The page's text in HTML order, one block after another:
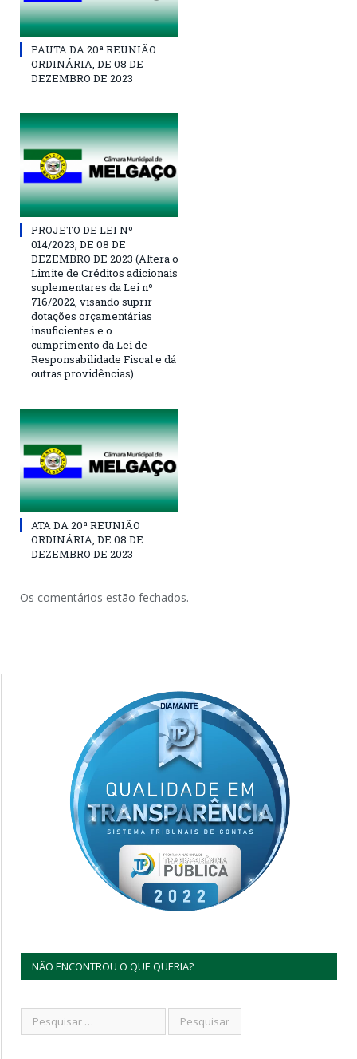
PAUTA DA 20ª REUNIÃO
ORDINÁRIA, DE 08 DE
DEZEMBRO DE 2023
PROJETO DE LEI Nº
014/2023, DE 08 DE
DEZEMBRO DE 2023 (Altera o
Limite de Créditos adicionais
suplementares da Lei nº
716/2022, visando suprir
dotações orçamentárias
insuficientes e o
cumprimento da Lei de
Responsabilidade Fiscal e dá
outras providências)
ATA DA 20ª REUNIÃO
ORDINÁRIA, DE 08 DE
DEZEMBRO DE 2023
Os comentários estão fechados.
NÃO ENCONTROU O QUE QUERIA?